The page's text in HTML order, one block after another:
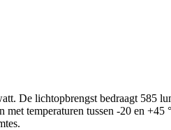
De lichtopbrengst bedraagt 585
temperaturen tussen -20 en